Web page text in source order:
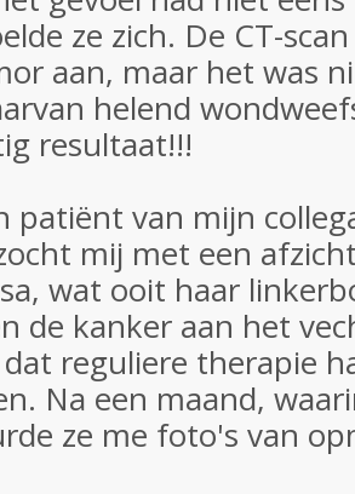
ze zich. De CT-
aan, maar het was
helend
resultaat!!!
patiënt van mijn
mij met een
wat ooit haar
de kanker aan het
reguliere therapie
Na een maand,
ze me foto's van